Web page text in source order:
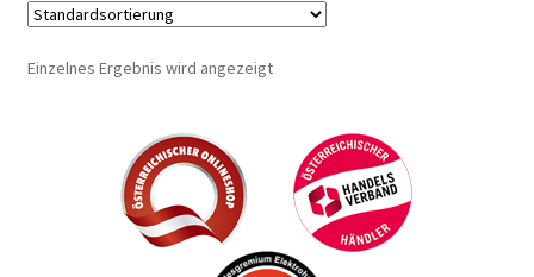
Einzelnes Ergebnis wird angezeigt